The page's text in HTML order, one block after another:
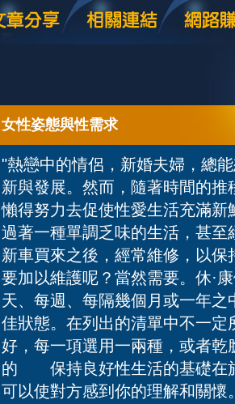
女性姿態與性需求
"熱戀中的情侶，新婚夫婦，總
新與發展。然而，隨著時間的
懶得努力去促使性愛生活充滿
過著一種單調乏味的生活，甚
新車買來之後，經常維修，以
要加以維護呢？當然需要。休·
天、每週、每隔幾個月或一年
佳狀態。在列出的清單中不一
好，每一項選用一兩種，或者
的 保持良好性生活的基礎在
可以使對方感到你的理解和